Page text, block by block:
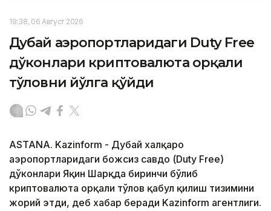
19:38, 06 Август 2026
Дубай аэропортларидаги Duty Free
дўконлари криптовалюта орқали
тўловни йўлга қўйди
ASTANA. Kazinform - Дубай халқаро
аэропортларидаги божсиз савдо (Duty Free)
дўконлари Яқин Шарқда биринчи бўлиб
криптовалюта орқали тўлов қабул қилиш тизимини
жорий этди, деб хабар беради Kazinform агентлиги.